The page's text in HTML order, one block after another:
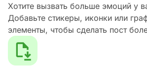
Хотите вызвать больше эмоций у
Добавьте стикеры, иконки или
элементы, чтобы сделать пост